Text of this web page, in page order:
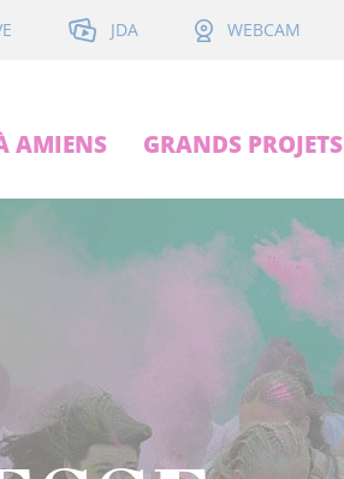
JDA WEBCAM
AMIENS GRANDS PROJETS